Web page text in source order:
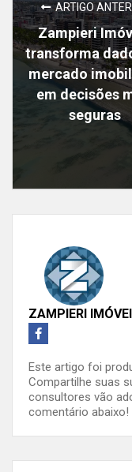
ARTIGO
Zampieri
transforma
mercado
em decisões
seguras
ZAMPIERI
Este artigo foi
Compartilhe suas
consultores vão
comentário abaixo!